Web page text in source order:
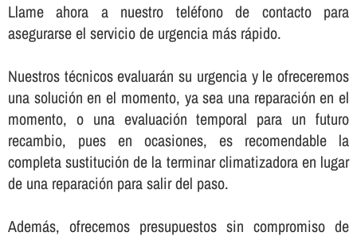
Llame ahora a nuestro teléfono de contacto para
asegurarse el servicio de urgencia más rápido.
Nuestros técnicos evaluarán su urgencia y le ofreceremos
una solución en el momento, ya sea una reparación en el
momento, o una evaluación temporal para un futuro
recambio, pues en ocasiones, es recomendable la
completa sustitución de la terminar climatizadora en lugar
de una reparación para salir del paso.
Además, ofrecemos presupuestos sin compromiso de